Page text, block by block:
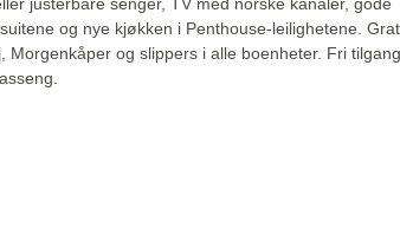
og nye kjøkken i Penthouse-leilighetene.
Morgenkåper og slippers i alle boenheter. Fri